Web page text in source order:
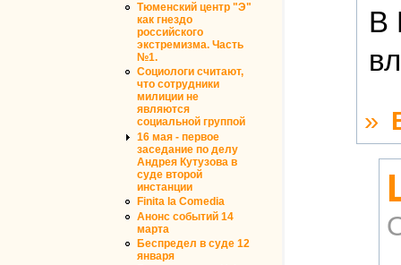
Тюменский центр "Э"
как гнездо
российского
экстремизма. Часть
№1.
Социологи считают,
что сотрудники
милиции не
являются
социальной группой
16 мая - первое
заседание по делу
Андрея Кутузова в
суде второй
инстанции
Finita la Comedia
Анонс событий 14
марта
Беспредел в суде 12
января
В
»